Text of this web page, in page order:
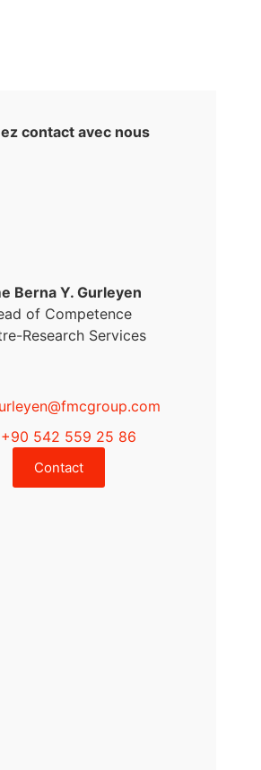
contact avec nous
Berna Y. Gurleyen
of Competence
Research Services
+90 542 559 25 86
Contact